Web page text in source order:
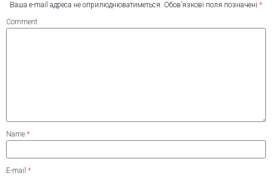
Ваша e-mail адреса не оприлюднюватиметься. Обов’язкові поля позначені *
Comment
Name *
E-mail *